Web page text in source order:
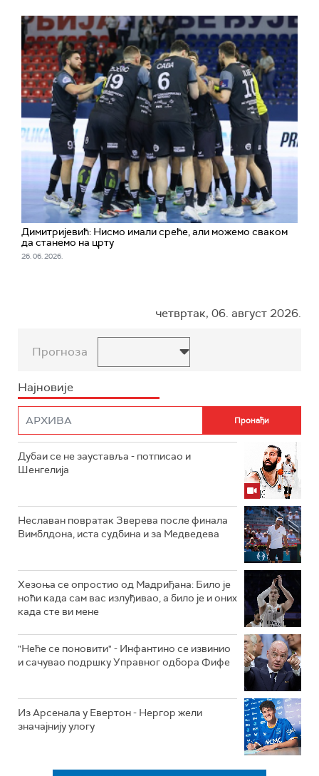
Димитријевић: Нисмо имали среће, али можемо сваком
да станемо на црту
26. 06. 2026.
четвртак, 06. август 2026.
Прогноза
Најновије
Дубаи се не зауставља - потписао и
Шенгелија
Неславан повратак Зверева после финала
Вимблдона, иста судбина и за Медведева
Хезоња се опростио од Мадриђана: Било је
ноћи када сам вас излуђивао, а било је и оних
када сте ви мене
"Неће се поновити" - Инфантино се извинио
и сачувао подршку Управног одбора Фифе
Из Арсенала у Евертон - Нергор жели
значајнију улогу